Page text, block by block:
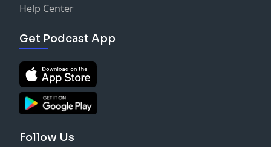
Help Center
Get Podcast App
Follow Us